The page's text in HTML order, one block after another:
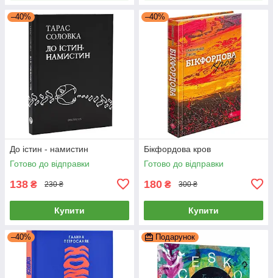
–40%
До істин - намистин
Готово до відправки
138 ₴ 230 ₴
Купити
–40%
Бікфордова кров
Готово до відправки
180 ₴ 300 ₴
Купити
–40% Подарунок